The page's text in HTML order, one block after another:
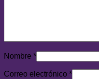
Nombre *
Correo electrónico *